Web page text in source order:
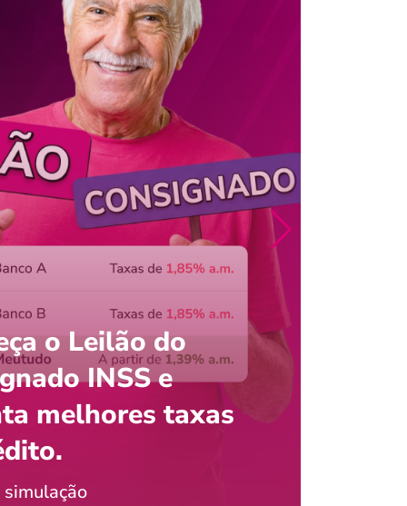
saldo do FGTS pelo
com o celular?
Jordão
o Leilão do
INSS e
melhores taxas
simulação